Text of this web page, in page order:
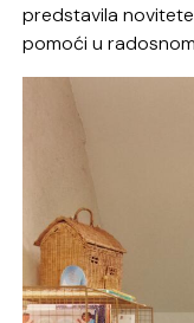
predstavila
pomoći u